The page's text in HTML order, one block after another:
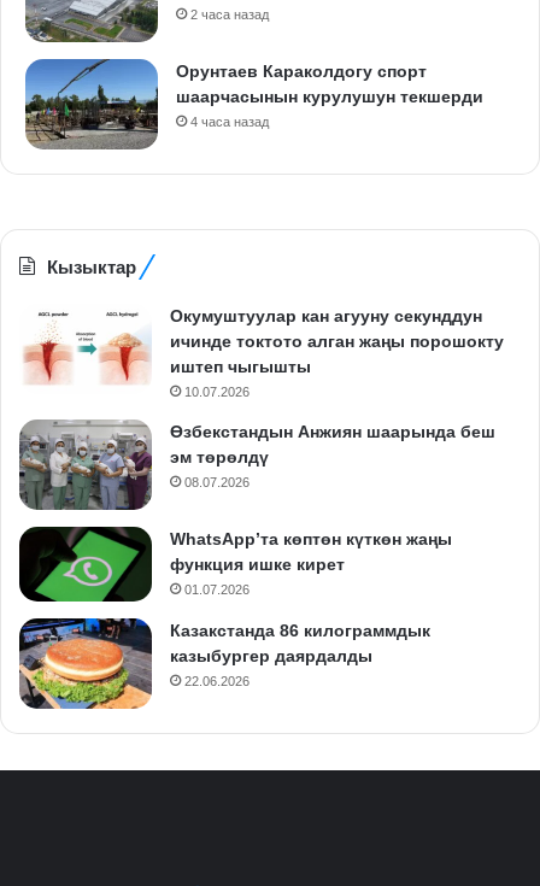
2 часа назад
Орунтаев Караколдогу спорт
шаарчасынын курулушун текшерди
4 часа назад
Кызыктар
Окумуштуулар кан агууну секунддун
ичинде токтото алган жаңы порошокту
иштеп чыгышты
10.07.2026
Өзбекстандын Анжиян шаарында беш
эм төрөлдү
08.07.2026
WhatsApp’та көптөн күткөн жаңы
функция ишке кирет
01.07.2026
Казакстанда 86 килограммдык
казыбургер даярдалды
22.06.2026